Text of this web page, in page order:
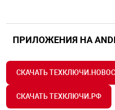
ПРИЛОЖЕНИЯ НА
СКАЧАТЬ
СКАЧАТЬ ТЕХКЛЮЧИ.РФ